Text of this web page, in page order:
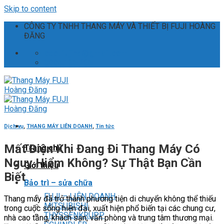
Skip to content
CÔNG TY TNHH THANG MÁY VÀ THIẾT BỊ FUJI HOÀNG
ĐĂNG
Trang chủ
Giới thiệu
Bảo trì – sửa chữa
FUJI – LIÊN DOANH
MITSUBISHI
THYSSENKRUPP
Dịch vụ, THANG MÁY LIÊN DOANH, Tin tức
Mất Điện Khi Đang Đi Thang Máy Có
Nguy Hiểm Không? Sự Thật Bạn Cần
Biết
Thang máy đã trở thành phương tiện di chuyển không thể thiếu
trong cuộc sống hiện đại, xuất hiện phổ biến tại các chung cư,
nhà cao tầng, khách sạn, văn phòng và trung tâm thương mại.